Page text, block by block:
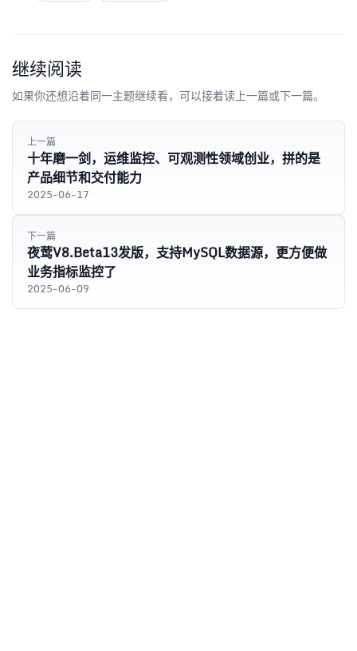
继续阅读
如果你还想沿着同一主题继续看，可以接着读上一篇或下一篇。
上一篇
十年磨一剑，运维监控、可观测性领域创业，拼的是
产品细节和交付能力
2025-06-17
下一篇
夜莺V8.Beta13发版，支持MySQL数据源，更方便做
业务指标监控了
2025-06-09